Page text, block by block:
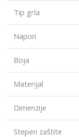
Tip grla
Napon
Boja
Materijal
Dimenzije
Stepen zaštite